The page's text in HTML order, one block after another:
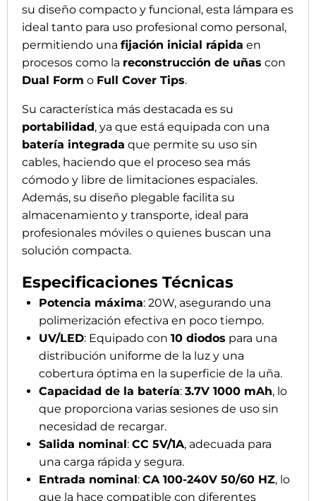
su diseño compacto y funcional, esta lámpara es
ideal tanto para uso profesional como personal,
permitiendo una fijación inicial rápida en
procesos como la reconstrucción de uñas con
Dual Form o Full Cover Tips.
Su característica más destacada es su
portabilidad, ya que está equipada con una
batería integrada que permite su uso sin
cables, haciendo que el proceso sea más
cómodo y libre de limitaciones espaciales.
Además, su diseño plegable facilita su
almacenamiento y transporte, ideal para
profesionales móviles o quienes buscan una
solución compacta.
Especificaciones Técnicas
Potencia máxima: 20W, asegurando una
polimerización efectiva en poco tiempo.
UV/LED: Equipado con 10 diodos para una
distribución uniforme de la luz y una
cobertura óptima en la superficie de la uña.
Capacidad de la batería: 3.7V 1000 mAh, lo
que proporciona varias sesiones de uso sin
necesidad de recargar.
Salida nominal: CC 5V/1A, adecuada para
una carga rápida y segura.
Entrada nominal: CA 100-240V 50/60 HZ, lo
que la hace compatible con diferentes